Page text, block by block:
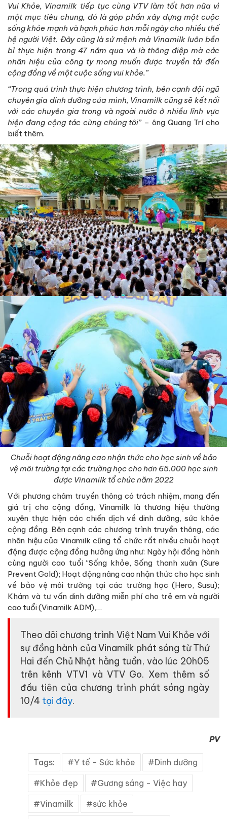
Vui Khỏe, Vinamilk tiếp tục cùng VTV làm tốt hơn nữa vì
một mục tiêu chung, đó là góp phần xây dựng một cuộc
sống khỏe mạnh và hạnh phúc hơn mỗi ngày cho nhiều thế
hệ người Việt. Đây cũng là sứ mệnh mà Vinamilk luôn bền
bỉ thực hiện trong 47 năm qua và là thông điệp mà các
nhãn hiệu của công ty mong muốn được truyền tải đến
cộng đồng về một cuộc sống vui khỏe.”
“Trong quá trình thực hiện chương trình, bên cạnh đội ngũ
chuyên gia dinh dưỡng của mình, Vinamilk cũng sẽ kết nối
với các chuyên gia trong và ngoài nước ở nhiều lĩnh vực
hiện đang cộng tác cùng chúng tôi”– ông Quang Trí cho
biết thêm.
Chuỗi hoạt động nâng cao nhận thức cho học sinh về bảo
vệ môi trường tại các trường học cho hơn 65.000 học sinh
được Vinamilk tổ chức năm 2022
Với phương châm truyền thông có trách nhiệm, mang đến
giá trị cho cộng đồng, Vinamilk là thương hiệu thường
xuyên thực hiện các chiến dịch về dinh dưỡng, sức khỏe
cộng đồng. Bên cạnh các chương trình truyền thông, các
nhãn hiệu của Vinamilk cũng tổ chức rất nhiều chuỗi hoạt
động được cộng đồng hưởng ứng như: Ngày hội đồng hành
cùng người cao tuổi “Sống khỏe, Sống thanh xuân (Sure
Prevent Gold); Hoạt động nâng cao nhận thức cho học sinh
về bảo vệ môi trường tại các trường học (Hero, Susu);
Khám và tư vấn dinh dưỡng miễn phí cho trẻ em và người
cao tuổi (Vinamilk ADM),…
Theo dõi chương trình Việt Nam Vui Khỏe với
sự đồng hành của Vinamilk phát sóng từ Thứ
Hai đến Chủ Nhật hằng tuần, vào lúc 20h05
trên kênh VTV1 và VTV Go. Xem thêm số
đầu tiên của chương trình phát sóng ngày
10/4 tại đây.
PV
Tags: Y tế - Sức khỏe Dinh dưỡng
Khỏe đẹp Gương sáng - Việc hay
Vinamilk sức khỏe